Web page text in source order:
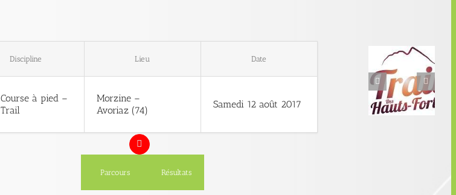
Discipline Lieu Date
Course à pied –
Trail
Morzine –
Avoriaz (74)
Samedi 12 août 2017
Parcours Résultats